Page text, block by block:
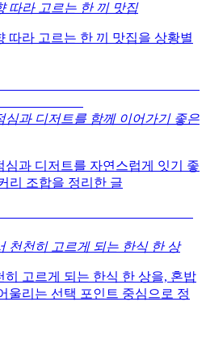
따라 고르는 한 끼 맛집
따라 고르는 한 끼 맛집을 상황별
심과 디저트를 함께 이어가기 좋은
심과 디저트를 자연스럽게 잇기 좋
리 조합을 정리한 글
천천히 고르게 되는 한식 한 상
히 고르게 되는 한식 한 상을, 혼밥
울리는 선택 포인트 중심으로 정